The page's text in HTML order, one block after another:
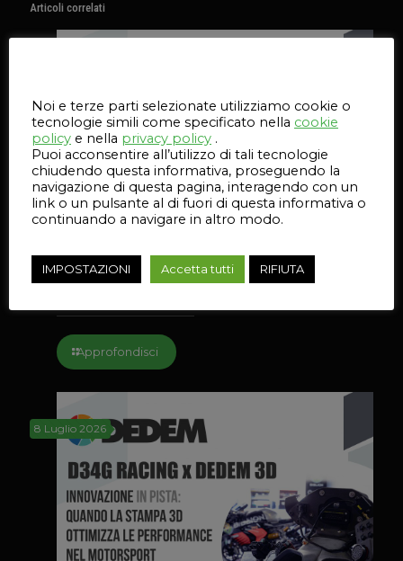
Articoli correlati
Approfondisci
8 Luglio 2026
Noi e terze parti selezionate utilizziamo cookie o
tecnologie simili come specificato nella cookie
policy e nella privacy policy .
Puoi acconsentire all’utilizzo di tali tecnologie
chiudendo questa informativa, proseguendo la
navigazione di questa pagina, interagendo con un
link o un pulsante al di fuori di questa informativa o
continuando a navigare in altro modo.
IMPOSTAZIONI Accetta tutti RIFIUTA